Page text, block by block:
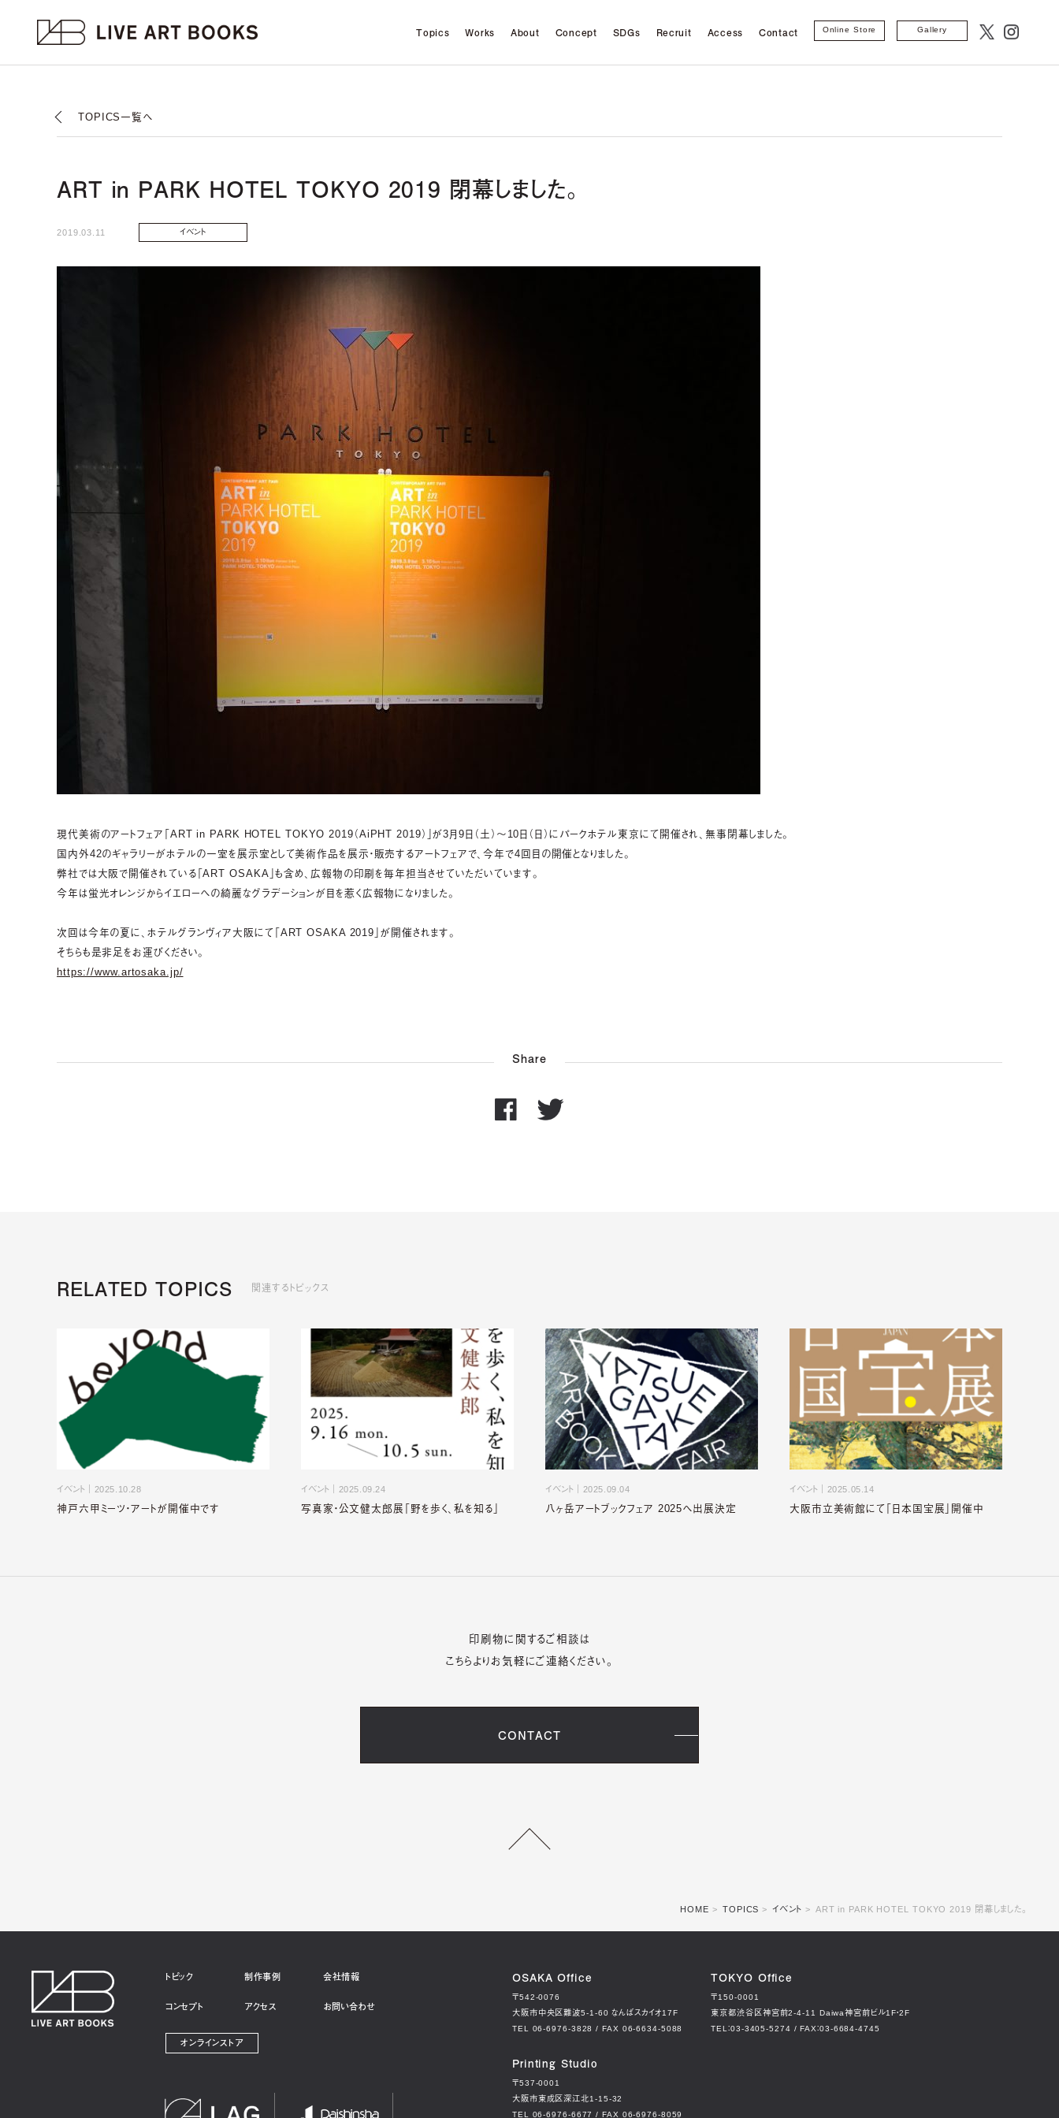
Topics Works About Concept SDGs Recruit Access Contact Online Store Gallery
TOPICS一覧へ
ART in PARK HOTEL TOKYO 2019 閉幕しました。
2019.03.11 イベント
現代美術のアートフェア「ART in PARK HOTEL TOKYO 2019（AiPHT 2019）」が3月9日（土）〜10日（日）にパークホテル東京にて開催され、無事閉幕しました。
国内外42のギャラリーがホテルの一室を展示室として美術作品を展示・販売するアートフェアで、今年で4回目の開催となりました。
弊社では大阪で開催されている「ART OSAKA」も含め、広報物の印刷を毎年担当させていただいています。
今年は蛍光オレンジからイエローへの綺麗なグラデーションが目を惹く広報物になりました。
次回は今年の夏に、ホテルグランヴィア大阪にて「ART OSAKA 2019」が開催されます。
そちらも是非足をお運びください。
https://www.artosaka.jp/
Share
RELATED TOPICS 関連するトピックス
イベント 2025.10.28
神戸六甲ミーツ・アートが開催中です
イベント 2025.09.24
写真家・公文健太郎展「野を歩く、私を知る」
イベント 2025.09.04
八ヶ岳アートブックフェア 2025へ出展決定
イベント 2025.05.14
大阪市立美術館にて「日本国宝展」開催中
印刷物に関するご相談は
こちらよりお気軽にご連絡ください。
CONTACT
HOME TOPICS イベント ART in PARK HOTEL TOKYO 2019 閉幕しました。
トピック 制作事例 会社情報
コンセプト アクセス お問い合わせ
オンラインストア
OSAKA Office
〒542-0076
大阪市中央区難波5-1-60なんばスカイオ17F
TEL 06-6976-3828 / FAX 06-6634-5088
TOKYO Office
〒150-0001
東京都渋谷区神宮前2-4-11 Daiwa神宮前ビル1F・2F
TEL：03-3405-5274 / FAX：03-6684-4745
Printing Studio
〒537-0001
大阪市東成区深江北1-15-32
TEL 06-6976-6677 / FAX 06-6976-8059